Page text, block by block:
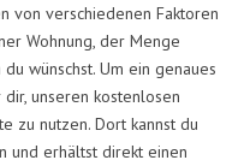
von verschiedenen Faktoren
Wohnung, der Menge
wünschst. Um ein genaues
unseren kostenlosen
zu nutzen. Dort kannst du
und erhältst direkt einen